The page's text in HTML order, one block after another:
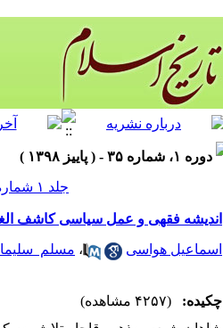
دوره ۱، شماره ۳۵ - ( پاییز ۱۳۹۸ )
جلد ۱ شماره ۳۵ صفحات ۱۰۹-۸۷
اندیشه فقهی و عمل سیاسی کاشف
اسماعیل‌ هواسی ، مسلم
چکیده:
(۴۲۵۷ مشاهده)